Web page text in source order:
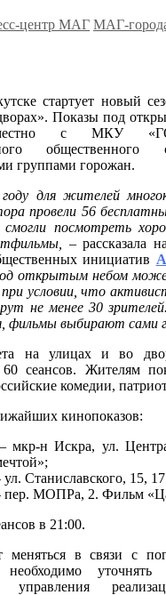
центр МАГ МАГ-
стартует новый
Показы под
с МКУ
общественного
группами горожан.
для жителей
провели 56
посмотреть
– рассказала
инициатив
открытым небом
условии, что
не менее 30
фильмы выбирают сами
на улицах и во
60 сеансов. Жителям
комедии,
кинопоказов:
мкр-н Искра, ул.
Станиславского, 15,
пер. МОПРа, 2. Фильм
в 21:00.
меняться в связи с
необходимо
управления